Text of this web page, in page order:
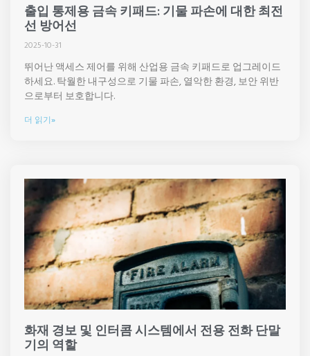
출입 통제용 금속 키패드: 기물 파손에 대한 최전
선 방어선
2025-10-31
뛰어난 액세스 제어를 위해 산업용 금속 키패드로 업그레이드
하세요. 탁월한 내구성으로 기물 파손, 열악한 환경, 보안 위반
으로부터 보호합니다.
더 읽기»
화재 경보 및 인터콤 시스템에서 전용 전화 단말
기의 역할